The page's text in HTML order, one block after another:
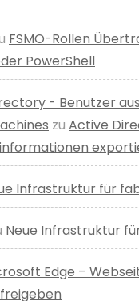
FSMO-Rollen
PowerShell
- Benutzer
zu Active
Infrastruktur für
Neue Infrastruktur
Edge –